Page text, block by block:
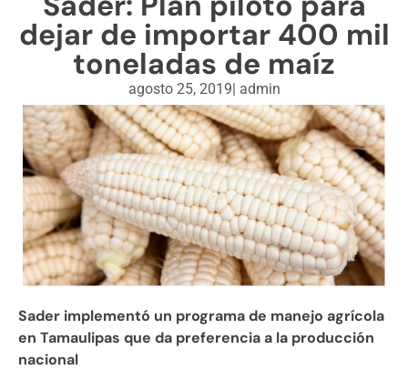
dejar de importar 400 mil
toneladas de maíz
agosto 25, 2019| admin
Sader implementó un programa de manejo agrícola
en Tamaulipas que da preferencia a la producción
nacional